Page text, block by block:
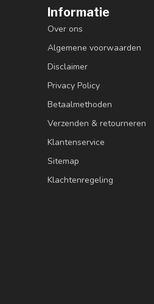
Informatie
Over ons
Algemene voorwaarden
Disclaimer
Privacy Policy
Betaalmethoden
Verzenden & retourneren
Klantenservice
Sitemap
Klachtenregeling